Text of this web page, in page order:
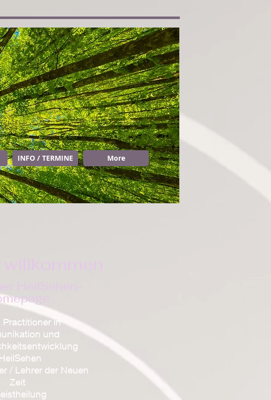
INFO / TERMINE More
HeilSehen-
Practitioner in
und
/ Lehrer der Neuen
Zeit